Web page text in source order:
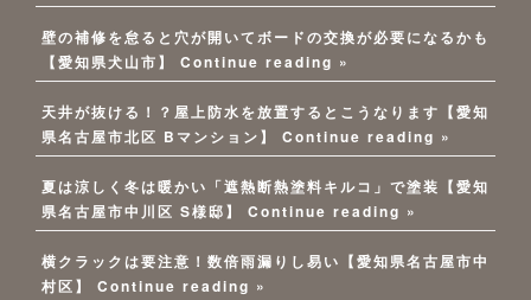
壁の補修を怠ると穴が開いてボードの交換が必要になるかも
【愛知県犬山市】
Continue reading »
天井が抜ける！？屋上防水を放置するとこうなります【愛知
県名古屋市北区 Bマンション】
Continue reading »
夏は涼しく冬は暖かい「遮熱断熱塗料キルコ」で塗装【愛知
県名古屋市中川区 S様邸】
Continue reading »
横クラックは要注意！数倍雨漏りし易い【愛知県名古屋市中
村区】
Continue reading »